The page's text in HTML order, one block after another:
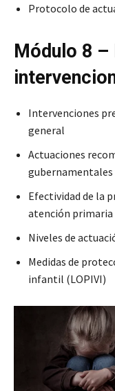
Protocolo de
Módulo 8 –
Intervenciones
general
Actuaciones
gubernamentales
Efectividad de la
atención primaria
Niveles de
Medidas de
infantil (LOPIVI)